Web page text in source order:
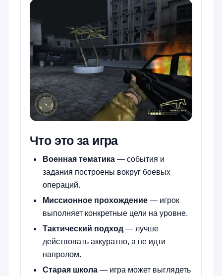
Что это за игра
Военная тематика — события и
задания построены вокруг боевых
операций.
Миссионное прохождение — игрок
выполняет конкретные цели на уровне.
Тактический подход — лучше
действовать аккуратно, а не идти
напролом.
Старая школа — игра может выглядеть